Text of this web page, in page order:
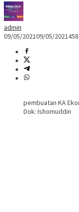
admin
09/05/202109/05/2021
pembuatan KA
Dok: Ishomuddin